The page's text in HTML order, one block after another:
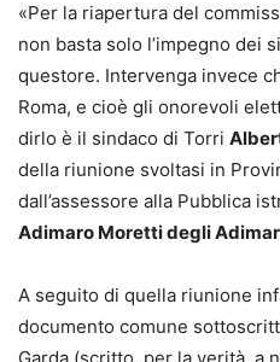
«Per la riapertura del
non basta solo l’impegno dei
questore. Intervenga invece
Roma, e cioè gli onorevoli
dirlo è il sindaco di Torri
della riunione svoltasi in
dall’assessore alla Pubblica
Adimaro Moretti degli
A seguito di quella riunione
documento comune